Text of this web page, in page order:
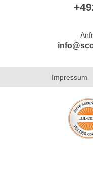
Impressum